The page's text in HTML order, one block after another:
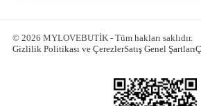
© 2026 MYLOVEBUTİK - Tüm hakları saklıdır.
Gizlilik Politikası ve ÇerezlerSatış Genel Şartları